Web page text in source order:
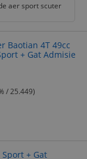
aer sport scuter
Baotian 4T 49cc
+ Gat Admisie
/ 25.449)
+ Gat